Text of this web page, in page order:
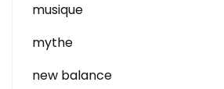
musique
mythe
new balance